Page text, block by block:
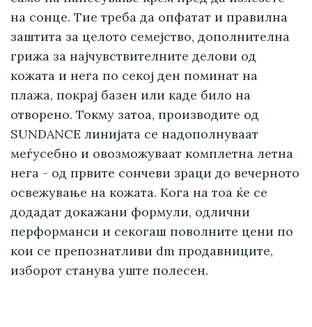
на сонце. Тие треба да опфатат и правилна
заштита за целото семејство, дополнителна
грижа за најчувствителните делови од
кожата и нега по секој ден поминат на
плажа, покрај базен или каде било на
отворено. Токму затоа, производите од
SUNDANCE линијата се надополнуваат
меѓусебно и овозможуваат комплетна летна
нега - од првите сончеви зраци до вечерното
освежување на кожата. Кога на тоа ќе се
додадат докажани формули, одлични
перформанси и секогаш поволните цени по
кои се препознатливи dm продавниците,
изборот станува уште полесен.